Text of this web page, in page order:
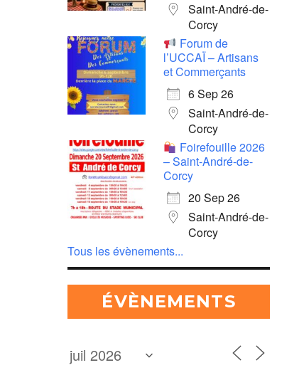
Saint-André-de-
Corcy
Forum de
l’UCCAÏ – Artisans
et Commerçants
6 Sep 26
Saint-André-de-
Corcy
Foirefouille 2026
– Saint-André-de-
Corcy
20 Sep 26
Saint-André-de-
Corcy
Tous les évènements...
ÉVÈNEMENTS